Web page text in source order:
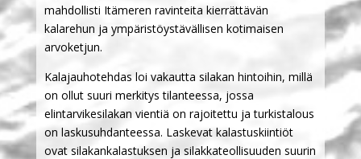
mahdollisti Itämeren ravinteita kierrättävän
kalarehun ja ympäristöystävällisen kotimaisen
arvoketjun.
Kalajauhotehdas loi vakautta silakan hintoihin, millä
on ollut suuri merkitys tilanteessa, jossa
elintarvikesilakan vientiä on rajoitettu ja turkistalous
on laskusuhdanteessa. Laskevat kalastuskiintiöt
ovat silakankalastuksen ja silakkateollisuuden suurin